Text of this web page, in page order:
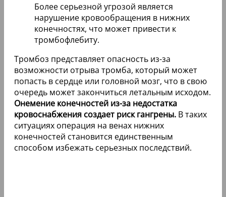
Более серьезной угрозой является
нарушение кровообращения в нижних
конечностях, что может привести к
тромбофлебиту.
Тромбоз представляет опасность из-за
возможности отрыва тромба, который может
попасть в сердце или головной мозг, что в свою
очередь может закончиться летальным исходом.
Онемение конечностей из-за недостатка
кровоснабжения создает риск гангрены. В таких
ситуациях операция на венах нижних
конечностей становится единственным
способом избежать серьезных последствий.